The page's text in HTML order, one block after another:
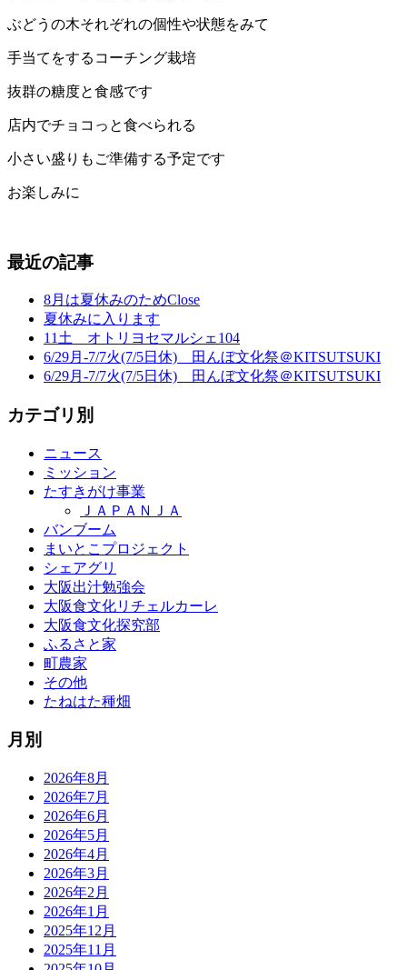
ぶどうの木それぞれの個性や状態をみて
手当てをするコーチング栽培
抜群の糖度と食感です
店内でチョコっと食べられる
小さい盛りもご準備する予定です
お楽しみに
最近の記事
8月は夏休みのためClose
夏休みに入ります
11土 オトリヨセマルシェ104
6/29月-7/7火(7/5日休) 田んぼ文化祭＠KITSUTSUKI
6/29月-7/7火(7/5日休) 田んぼ文化祭＠KITSUTSUKI
カテゴリ別
ニュース
ミッション
たすきがけ事業
ＪＡＰＡＮＪＡ
バンブーム
まいとこプロジェクト
シェアグリ
大阪出汁勉強会
大阪食文化リチェルカーレ
大阪食文化探究部
ふるさと家
町農家
その他
たねはた種畑
月別
2026年8月
2026年7月
2026年6月
2026年5月
2026年4月
2026年3月
2026年2月
2026年1月
2025年12月
2025年11月